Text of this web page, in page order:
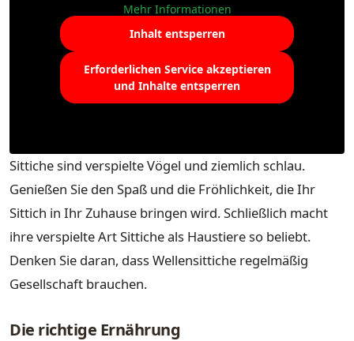
Mehr Informationen
Inhalt entsperren
Erforderlichen Service akzeptieren
und Inhalte entsperren
Sittiche sind verspielte Vögel und ziemlich schlau.
Genießen Sie den Spaß und die Fröhlichkeit, die Ihr
Sittich in Ihr Zuhause bringen wird. Schließlich macht
ihre verspielte Art Sittiche als Haustiere so beliebt.
Denken Sie daran, dass Wellensittiche regelmäßig
Gesellschaft brauchen.
Die richtige Ernährung